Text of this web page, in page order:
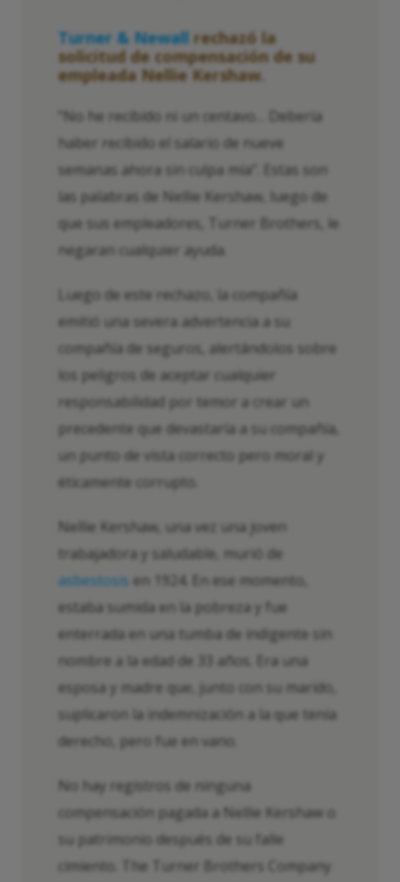
Turner & Newall rechazó la
solicitud de compensación de su
empleada Nellie Kershaw.
“No he recibido ni un centavo… Debería
haber recibido el salario de nueve
semanas ahora sin culpa mía”. Estas son
las palabras de Nellie Kershaw, luego de
que sus empleadores, Turner Brothers, le
negaran cualquier ayuda.
Luego de este rechazo, la compañía
emitió una severa advertencia a su
compañía de seguros, alertándolos sobre
los peligros de aceptar cualquier
responsabilidad por temor a crear un
precedente que devastaría a su compañía,
un punto de vista correcto pero moral y
éticamente corrupto.
Nellie Kershaw, una vez una joven
trabajadora y saludable, murió de
asbestosis en 1924. En ese momento,
estaba sumida en la pobreza y fue
enterrada en una tumba de indigente sin
nombre a la edad de 33 años. Era una
esposa y madre que, junto con su marido,
suplicaron la indemnización a la que tenía
derecho, pero fue en vano.
No hay registros de ninguna
compensación pagada a Nellie Kershaw o
su patrimonio después de su falle
cimiento. The Turner Brothers Company